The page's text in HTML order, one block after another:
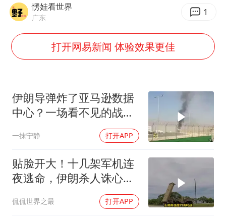
以军士兵把枪口对准中国记者
韩军前线部队连曝丑闻
奋力开创中国式现代化建设新局面
愣娃看世界
广东 1
打开网易新闻 体验效果更佳
伊朗导弹炸了亚马逊数据
中心？一场看不见的战争
一抹宁静 打开APP
贴脸开大！十几架军机连
夜逃命，伊朗杀人诛心，
侃侃世界之最 打开APP